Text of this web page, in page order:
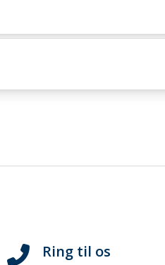
Ring til os